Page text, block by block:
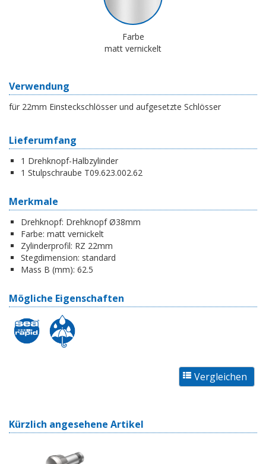
Farbe
matt vernickelt
Verwendung
für 22mm Einsteckschlösser und aufgesetzte Schlösser
Lieferumfang
1 Drehknopf-Halbzylinder
1 Stulpschraube T09.623.002.62
Merkmale
Drehknopf: Drehknopf Ø38mm
Farbe: matt vernickelt
Zylinderprofil: RZ 22mm
Stegdimension: standard
Mass B (mm): 62.5
Mögliche Eigenschaften
Kürzlich angesehene Artikel